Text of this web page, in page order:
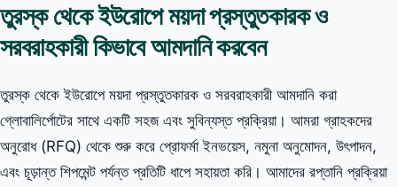
তুরস্ক থেকে ইউরোপে ময়দা প্রস্তুতকারক ও
সরবরাহকারী কিভাবে আমদানি করবেন
তুরস্ক থেকে ইউরোপে ময়দা প্রস্তুতকারক ও সরবরাহকারী আমদানি করা
গ্লোবালির্পোটের সাথে একটি সহজ এবং সুবিন্যস্ত প্রক্রিয়া। আমরা গ্রাহকদের
অনুরোধ (RFQ) থেকে শুরু করে প্রোফর্মা ইনভয়েস, নমুনা অনুমোদন, উৎপাদন,
এবং চূড়ান্ত শিপমেন্ট পর্যন্ত প্রতিটি ধাপে সহায়তা করি। আমাদের রপ্তানি প্রক্রিয়া